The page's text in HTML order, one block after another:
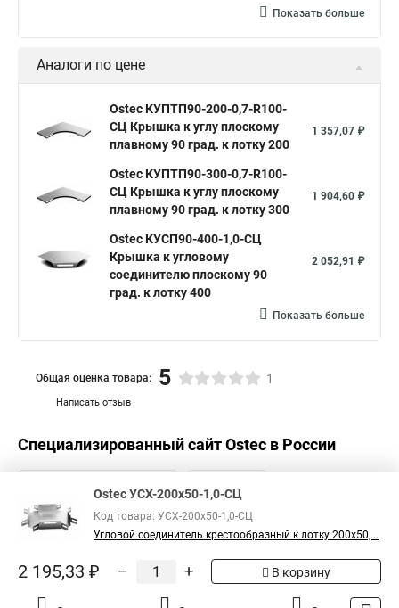
Показать больше
Аналоги по цене
Ostec КУПТП90-200-0,7-R100-
СЦ Крышка к углу плоскому
плавному 90 град. к лотку 200
1 357,07 ₽
Ostec КУПТП90-300-0,7-R100-
СЦ Крышка к углу плоскому
плавному 90 град. к лотку 300
1 904,60 ₽
Ostec КУСП90-400-1,0-СЦ
Крышка к угловому
соединителю плоскому 90
град. к лотку 400
2 052,91 ₽
Показать больше
Написать отзыв
Общая оценка товара: 5 1
Специализированный сайтOstec в России
Ostec УСХ-200х50-1,0-СЦ
Код товара: УСХ-200х50-1,0-СЦ
Угловой соединитель крестообразный к лотку 200х50,...
2 195,33 ₽ – + В корзину